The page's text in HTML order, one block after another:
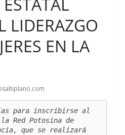
LIDERAZGO
EN LA
Red Potosina de
que se realizará